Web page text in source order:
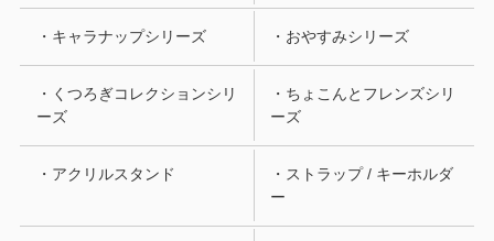
・キャラナップシリーズ ・おやすみシリーズ
・くつろぎコレクションシリ
ーズ
・ちょこんとフレンズシリ
ーズ
・アクリルスタンド
・ストラップ / キーホルダ
ー